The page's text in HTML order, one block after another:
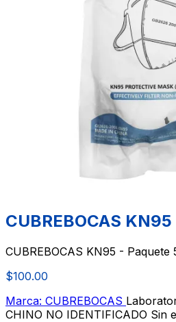
CUBREBOCAS
CUBREBOCAS KN95 - Paquete
$100.00
Marca: CUBREBOCAS
CHINO NO IDENTIFICADO Sin